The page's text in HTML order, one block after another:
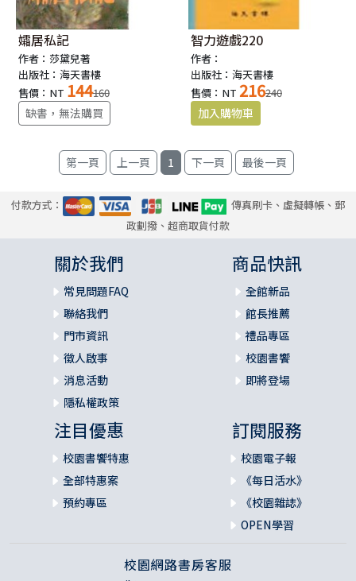
孀居私記
作者：莎黛兒著
出版社：海天書樓
售價：NT 144160
缺書，無法購買
智力遊戲220
作者：
出版社：海天書樓
售價：NT 216240
1
付款方式：
傳真刷卡、虛擬轉帳、郵
政劃撥、超商取貨付款
關於我們
常見問題FAQ
聯絡我們
門市資訊
徵人啟事
消息活動
隱私權政策
商品快訊
全館新品
館長推薦
禮品專區
校園書饗
即將登場
注目優惠
校園書饗特惠
全部特惠案
預約專區
訂閱服務
校園電子報
《每日活水》
《校園雜誌》
OPEN學習
校園網路書房客服